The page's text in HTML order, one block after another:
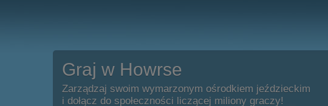
Graj w Howrse
Zarządzaj swoim wymarzonym ośrodkiem jeździeckim
i dołącz do społeczności liczącej miliony graczy!